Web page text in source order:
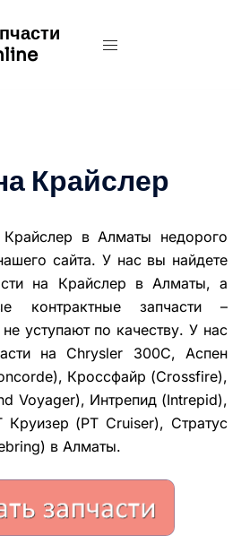
Крайслер
Крайслер в Алматы недорого
сайта. У нас вы найдете
на Крайслер в Алматы, а
контрактные запчасти –
уступают по качеству. У нас
на Chrysler 300C, Аспен
Кроссфайр (Crossfire),
Voyager), Интрепид (Intrepid),
(PT Cruiser), Стратус
в Алматы.